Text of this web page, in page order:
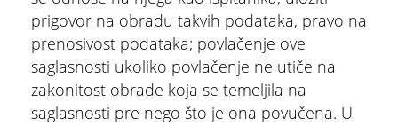
prigovor na obradu takvih podataka, pravo na
prenosivost podataka; povlačenje ove
saglasnosti ukoliko povlačenje ne utiče na
zakonitost obrade koja se temeljila na
saglasnosti pre nego što je ona povučena. U